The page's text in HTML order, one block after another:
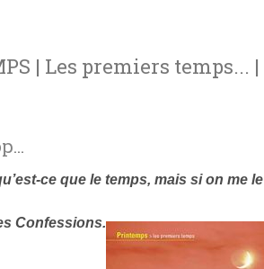
| Les premiers temps... |
ce que le temps, mais si on me
Confessions.